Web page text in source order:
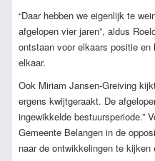
“Daar hebben we eigenlijk te
afgelopen vier jaren”, aldus
ontstaan voor elkaars positie
elkaar.
Ook Miriam Jansen-Greiving
ergens kwijtgeraakt. De
ingewikkelde bestuursperiode.”
Gemeente Belangen in de
naar de ontwikkelingen te